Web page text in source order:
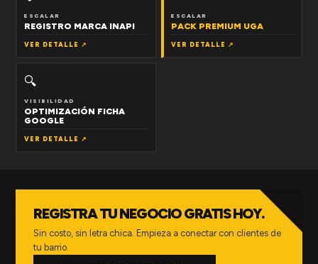
ESCALAR
REGISTRO MARCA INAPI
VER DETALLE ↗
ESCALAR
PACK PREMIUM UGA
VER DETALLE ↗
🔍
VISIBILIDAD
OPTIMIZACIÓN FICHA
GOOGLE
VER DETALLE ↗
REGISTRA TU NEGOCIO GRATIS HOY.
Sin costo, sin letra chica. Empieza a conectar con clientes de
tu barrio.